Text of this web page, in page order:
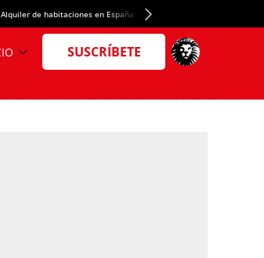
Alquiler de habitaciones en España Crédito del Spotify Camp Nou